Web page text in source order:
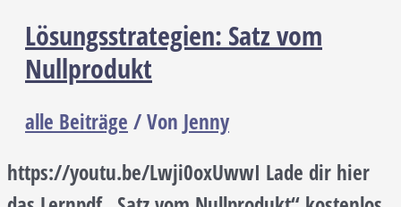
Lösungsstrategien: Satz vom
Nullprodukt
alle Beiträge / Von Jenny
https://youtu.be/Lwji0oxUwwI Lade dir hier